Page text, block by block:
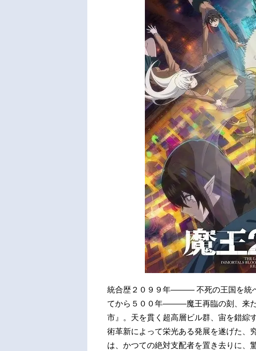
統合歴２０９９年――― 不死の王国を統
てから５００年―――魔王再臨の刻、来
市』。天を貫く超高層ビル群、宙を錯
術革新によって栄光ある発展を遂げた、
は、かつての絶対支配者を置き去りに